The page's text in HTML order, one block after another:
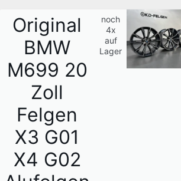
Original
BMW
M699 20
Zoll
Felgen
X3 G01
X4 G02
noch
4x
auf
Lager
1
/
5